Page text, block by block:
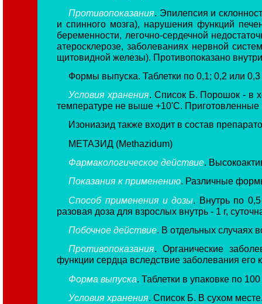
Противопоказания . Эпилепсия и
и спинного мозга), нарушения функций
беременности, легочно-сердечной
атеросклерозе, заболеваниях нервной
щитовидной железы). Противопоказано
Формы выпуска. Таблетки по 0,1; 0,2 или
Условия хранения. Список Б. Порошок - в
температуре не выше +10'С. Приготовленные
Изониазид также входит в состав
МЕТАЗИД (Methazidum)
Фармакологическое действие.
Показания к применению. Различные
Способ применения и дозы. Внутрь по
разовая доза для взрослых внутрь - 1 г,
Побочное действие. В отдельных случаях
Противопоказания. Органические
функции сердца вследствие заболевания его
Форма выпуска. Таблетки в упаковке по
Условия хранения. Список Б. В сухом